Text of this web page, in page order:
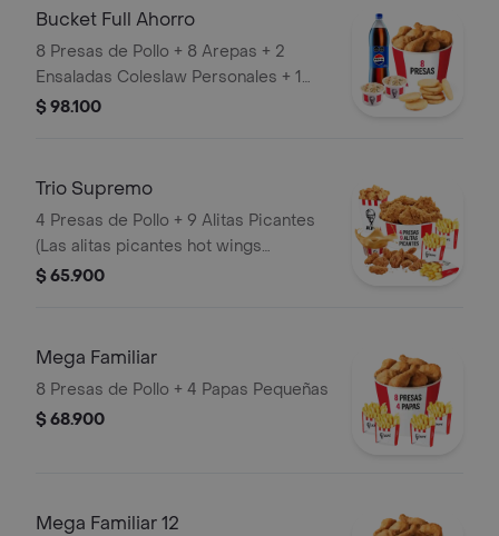
Bucket Full Ahorro
8 Presas de Pollo + 8 Arepas + 2
Ensaladas Coleslaw Personales + 1
Gaseosa 1,5 Litros
$ 98.100
Trio Supremo
4 Presas de Pollo + 9 Alitas Picantes
(Las alitas picantes hot wings
equivalen a un trozo de ala) + 1
Pequeñas + 1 Balde de Salsa 100g
$ 65.900
Mega Familiar
8 Presas de Pollo + 4 Papas Pequeñas
$ 68.900
Mega Familiar 12